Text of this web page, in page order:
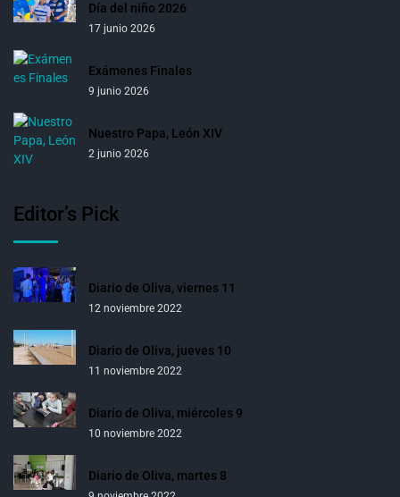
Día del niño 2026
17 junio 2026
Exámenes Finales
9 junio 2026
Nuestro Papa, León XIV
2 junio 2026
Editor’s Pick
Diario de Oliva, viernes 11
12 noviembre 2022
Diario de Oliva, jueves 10
11 noviembre 2022
Diario de Oliva, miércoles 9
10 noviembre 2022
Diario de Oliva, martes 8